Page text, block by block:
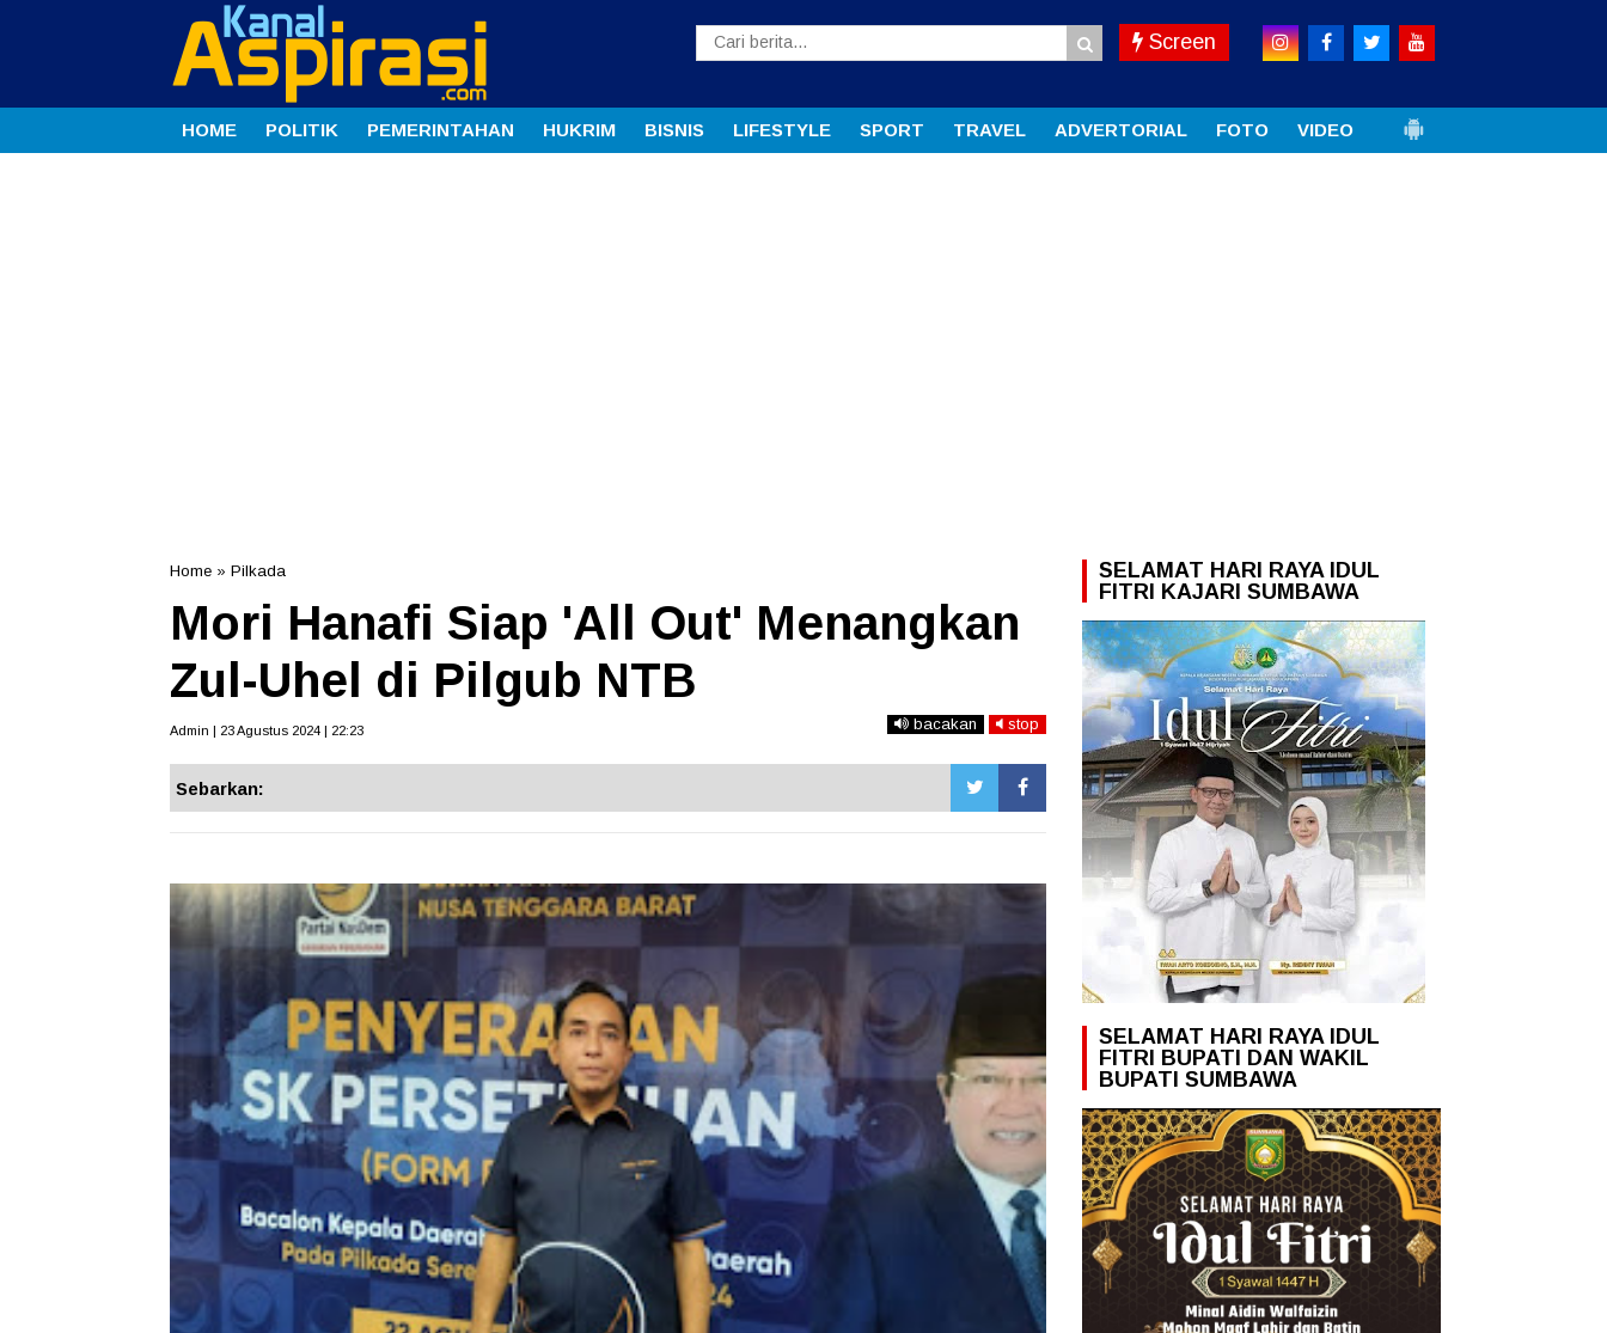
Screen
HOME POLITIK PEMERINTAHAN HUKRIM BISNIS LIFESTYLE SPORT TRAVEL ADVERTORIAL FOTO VIDEO
Home » Pilkada
Mori Hanafi Siap 'All Out' Menangkan
Zul-Uhel di Pilgub NTB
Admin | 23 Agustus 2024 | 22:23 bacakan stop
Sebarkan:
SELAMAT HARI RAYA IDUL
FITRI KAJARI SUMBAWA
SELAMAT HARI RAYA IDUL
FITRI BUPATI DAN WAKIL
BUPATI SUMBAWA